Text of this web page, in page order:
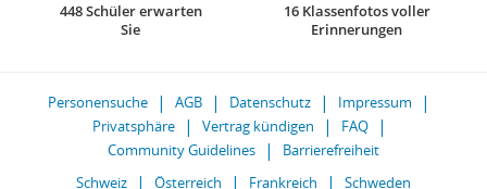
448 Schüler erwarten
Sie
16 Klassenfotos voller
Erinnerungen
Personensuche AGB Datenschutz
Impressum
Privatsphäre
Vertrag kündigen
FAQ
Community Guidelines
Barrierefreiheit
Schweiz
Österreich Frankreich Schweden